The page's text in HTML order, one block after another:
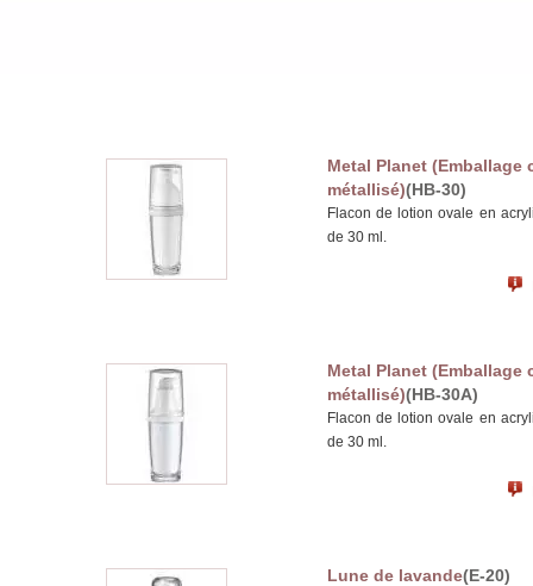
Metal Planet
métallisé)(HB-30)
Flacon de lotion ovale en
de 30 ml.
Metal Planet
métallisé)(HB-30A)
Flacon de lotion ovale en
de 30 ml.
Lune de lavande(E-20)